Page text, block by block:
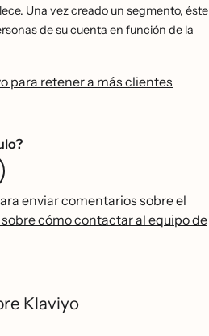
Una vez creado un segmento, éste
de su cuenta en función de la
para retener a más clientes
enviar comentarios sobre el
cómo contactar al equipo de
Klaviyo